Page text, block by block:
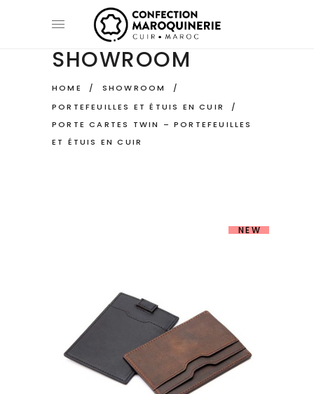
SHOWROOM
HOME / SHOWROOM
/
PORTEFEUILLES ET ÉTUIS EN CUIR
/
PORTE CARTES TWIN – PORTEFEUILLES
ET ÉTUIS EN CUIR
NEW